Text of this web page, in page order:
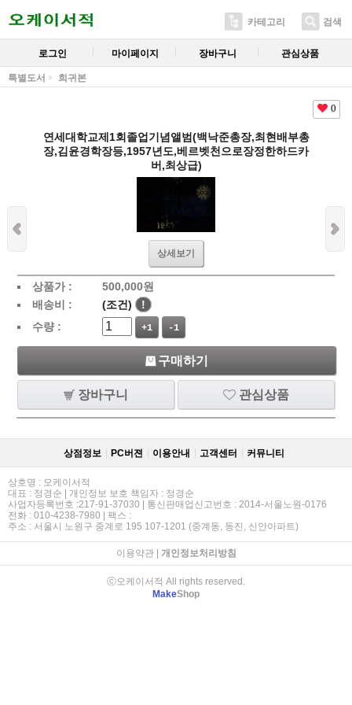
카테고리 검색
로그인 마이페이지 장바구니 관심상품
특별도서 희귀본
0
연세대학교제1회졸업기념앨범(백낙준총장,최현배부총
장,김윤경학장등,1957년도,베르벳천으로장정한하드카
버,최상급)
상세보기
상품가 : 500,000원
배송비 :
(조건)
!
수량 :
+1 -1
구매하기
장바구니 관심상품
상점정보 PC버젼 이용안내 고객센터 커뮤니티
상호명 : 오케이서적
대표 : 정경순 | 개인정보 보호 책임자 : 정경순
사업자등록번호 :217-91-37030 | 통신판매업신고번호 : 2014-서울노원-0176
전화 : 010-4238-7980 | 팩스 :
주소 : 서울시 노원구 중계로 195 107-1201 (중계동, 동진, 신안아파트)
이용약관| 개인정보처리방침
ⓒ오케이서적 All rights reserved.
MakeShop